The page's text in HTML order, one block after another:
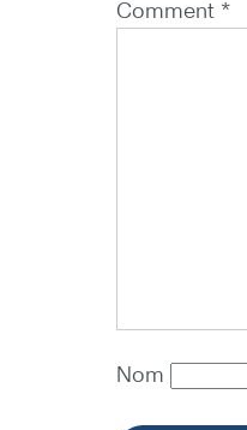
Comment *
Nom